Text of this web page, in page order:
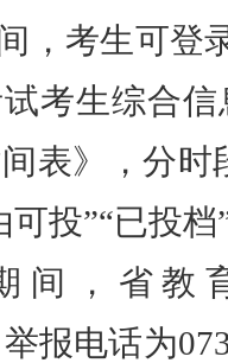
，考生可登
考生综合
表》，分
可投”“已投
间，省教
报电话为